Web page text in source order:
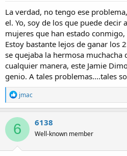
La verdad, no tengo ese
el. Yo, soy de los que puede decir
mujeres que han estado
Estoy bastante lejos de ganar los
se quejaba la hermosa
cualquier manera, este Jamie
genio. A tales problemas....tales
R
e
a
c
t
i
o
n
jmac
6 6138
Well-known member